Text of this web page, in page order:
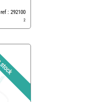
ref : 292100
2